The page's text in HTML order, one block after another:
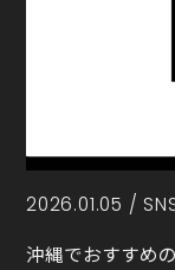
2026.01.05 /
沖縄でおすすめ